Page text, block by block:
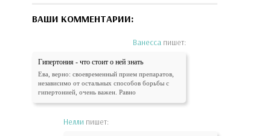
ВАШИ КОММЕНТАРИИ:
Ванесса пишет:
Гипертония - что стоит о ней знать
Ева, верно: своевременный прием препаратов,
независимо от остальных способов борьбы с
гипертонией, очень важен. Равно
Нелли пишет: